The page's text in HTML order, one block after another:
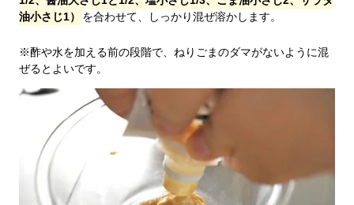
油小さじ1）
を合わせて、しっかり混ぜ溶かします。
※酢や水を加える前の段階で、ねりごまのダマがないように混
ぜるとよいです。